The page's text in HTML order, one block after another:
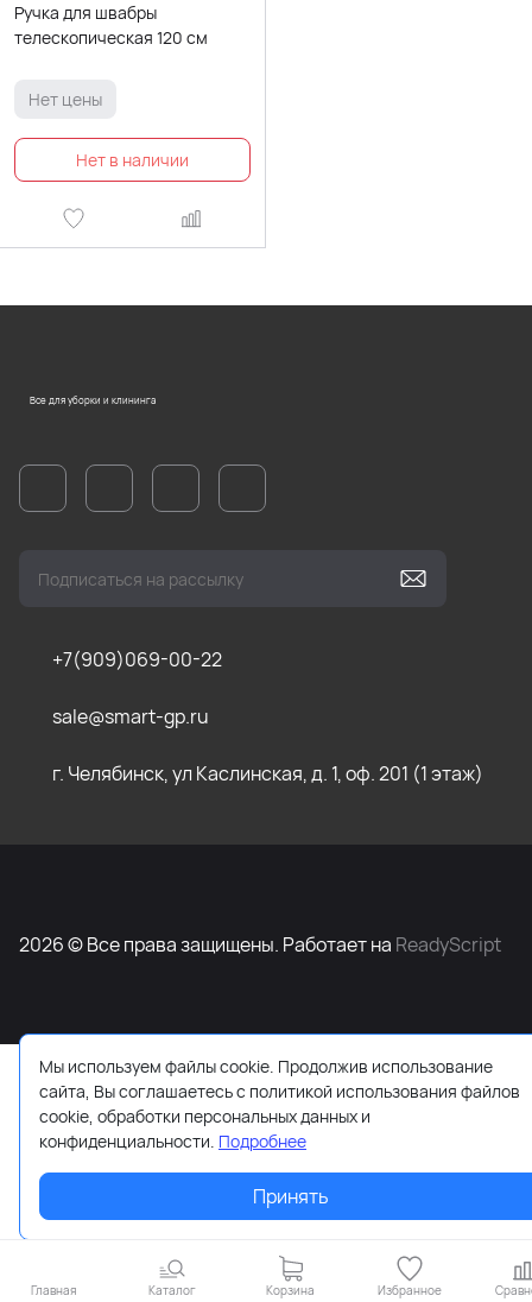
Ручка для швабры
телескопическая 120 см
Нет цены
Все для уборки и клининга
+7(909)069-00-22
sale@smart-gp.ru
г. Челябинск, ул Каслинская, д. 1, оф. 201 (1 этаж)
2026 © Все права защищены. Работает на ReadyScript
Главная Каталог Корзина Избранное
Мы используем файлы cookie. Продолжив использование
сайта, Вы соглашаетесь с политикой использования файлов
cookie, обработки персональных данных и
конфиденциальности. Подробнее
Принять